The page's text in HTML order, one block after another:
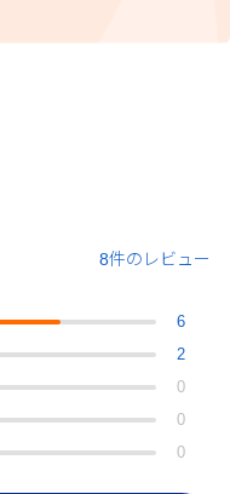
8件のレビュー
6
2
0
0
0